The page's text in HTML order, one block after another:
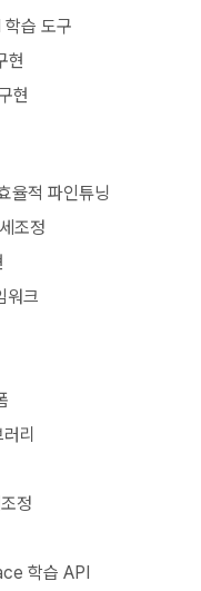
습 도구
현
현
율적 파인튜닝
조정
워크
리
정
학습 API